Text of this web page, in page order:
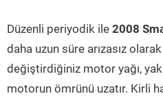
Düzenli periyodik ile 2008
daha uzun süre arızasız
değiştirdiğiniz motor yağı,
motorun ömrünü uzatır. Kirli